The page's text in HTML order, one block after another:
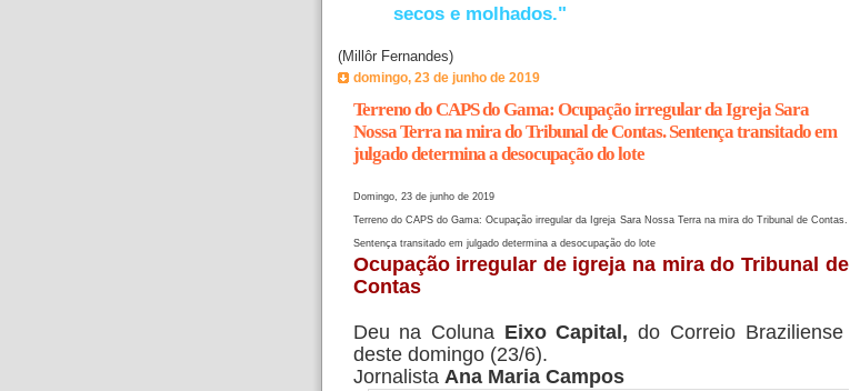
secos e molhados."
(Millôr Fernandes)
domingo, 23 de junho de 2019
Terreno do CAPS do Gama: Ocupação irregular da Igreja Sara
Nossa Terra na mira do Tribunal de Contas. Sentença transitado em
julgado determina a desocupação do lote
Domingo, 23 de junho de 2019
Terreno do CAPS do Gama: Ocupação irregular da Igreja Sara Nossa Terra na mira do Tribunal de Contas.
Sentença transitado em julgado determina a desocupação do lote
Ocupação irregular de igreja na mira do Tribunal de
Contas
Deu na Coluna Eixo Capital, do Correio Braziliense
deste domingo (23/6).
Jornalista Ana Maria Campos